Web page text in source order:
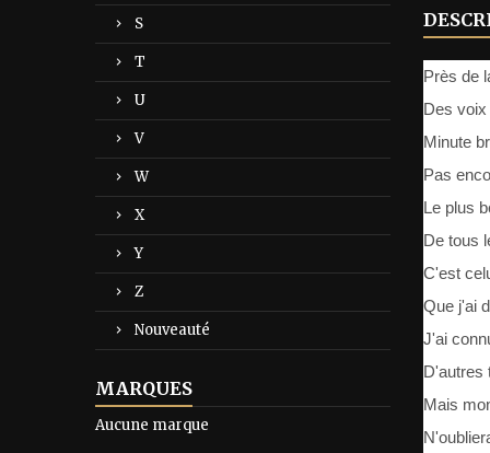
S
T
U
V
W
X
Y
Z
Nouveauté
MARQUES
Aucune marque
Près de
Des voix
Minute
Pas
Le plus
De tous
C'est
Que j'ai
J'ai
D'autres
Mais